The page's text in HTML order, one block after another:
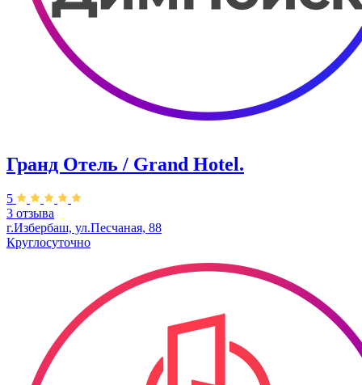
Гранд Отель / Grand Hotel.
5
3 отзыва
г.Избербаш, ул.Песчаная, 88
Круглосуточно